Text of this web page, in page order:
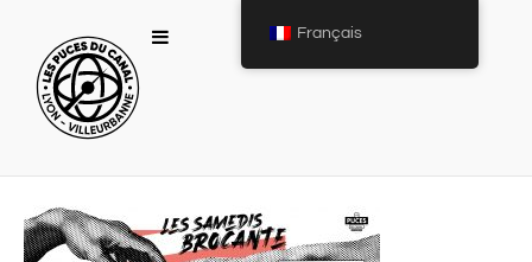
Français